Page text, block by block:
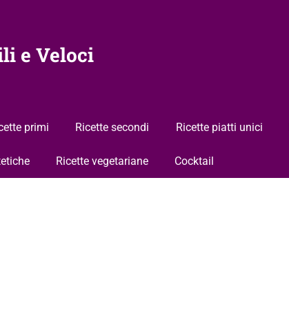
e Veloci
primi Ricette secondi Ricette piatti unici
Ricette vegetariane Cocktail